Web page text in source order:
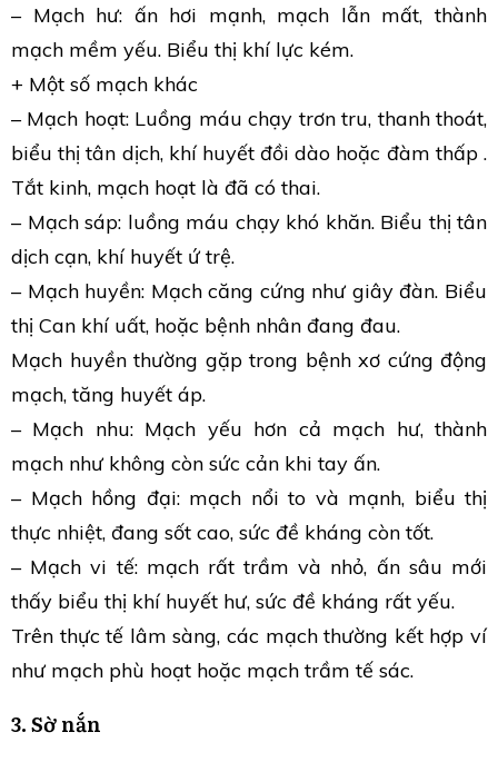
– Mạch hư: ấn hơi mạnh, mạch lẫn mất, thành
mạch mềm yếu. Biểu thị khí lực kém.
+ Một số mạch khác
– Mạch hoạt: Luồng máu chạy trơn tru, thanh thoát,
biểu thị tân dịch, khí huyết đồi dào hoặc đàm thấp .
Tắt kinh, mạch hoạt là đã có thai.
– Mạch sáp: luồng máu chạy khó khăn. Biểu thị tân
dịch cạn, khí huyết ứ trệ.
– Mạch huyền: Mạch căng cứng như giây đàn. Biểu
thị Can khí uất, hoặc bệnh nhân đang đau.
Mạch huyền thường gặp trong bệnh xơ cứng động
mạch, tăng huyết áp.
– Mạch nhu: Mạch yếu hơn cả mạch hư, thành
mạch như không còn sức cản khi tay ấn.
– Mạch hồng đại: mạch nổi to và mạnh, biểu thị
thực nhiệt, đang sốt cao, sức đề kháng còn tốt.
– Mạch vi tế: mạch rất trầm và nhỏ, ấn sâu mới
thấy biểu thị khí huyết hư, sức đề kháng rất yếu.
Trên thực tế lâm sàng, các mạch thường kết hợp ví
như mạch phù hoạt hoặc mạch trầm tế sác.
3. Sờ nắn